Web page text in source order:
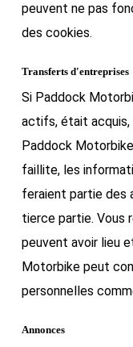
peuvent ne pas
des cookies.
Transferts d'entreprises
Si Paddock
actifs, était acquis,
Paddock
faillite, les
feraient partie des
tierce partie. Vous
peuvent avoir lieu
Motorbike peut
personnelles
Annonces